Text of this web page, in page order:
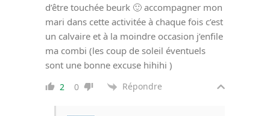
d’être touchée beurk 🙂 accompagner mon
mari dans cette activitée à chaque fois c’est
un calvaire et à la moindre occasion j’enfile
ma combi (les coup de soleil éventuels
sont une bonne excuse hihihi )
2 0 Répondre